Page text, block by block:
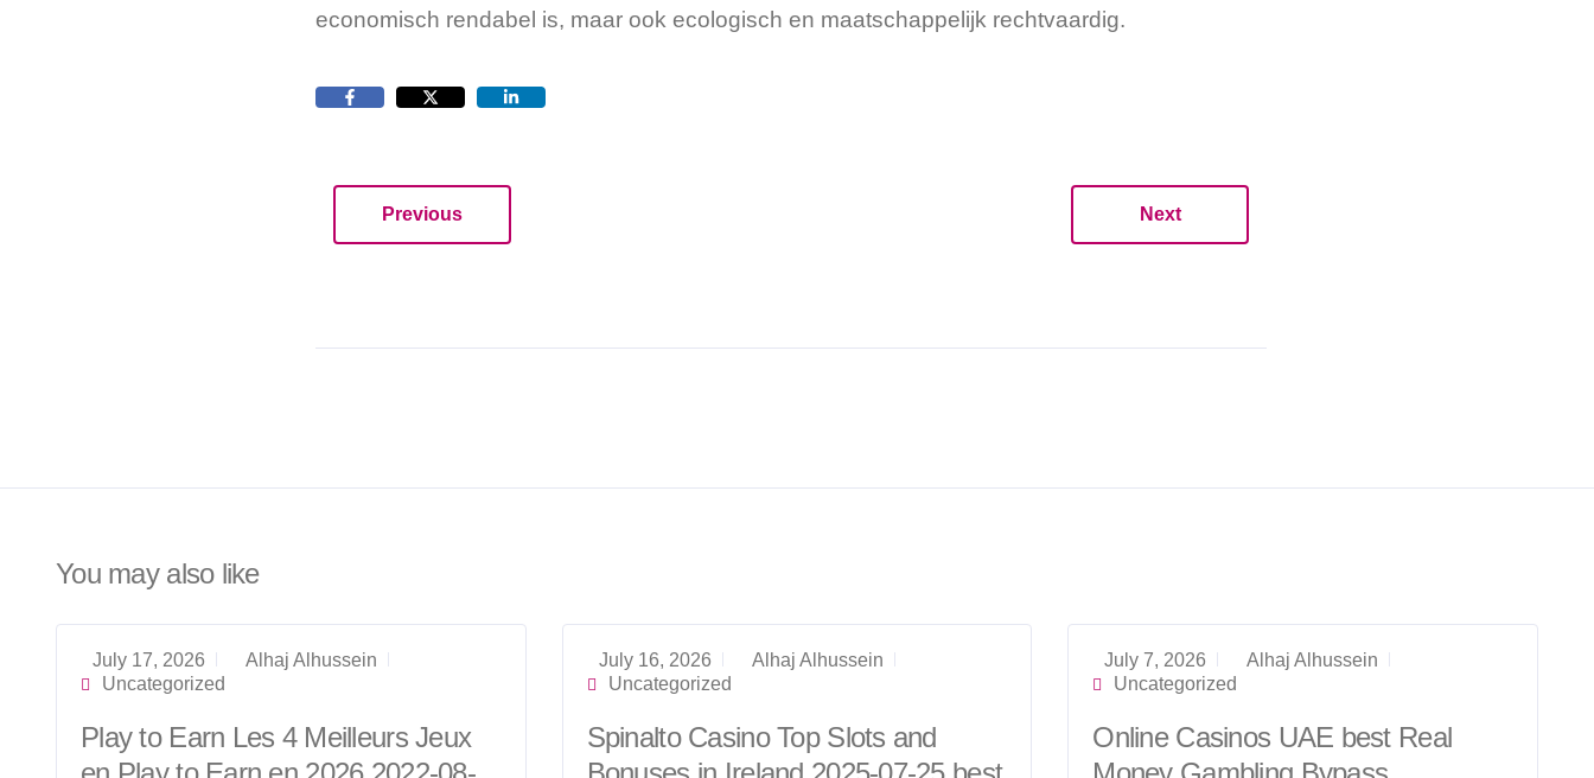
economisch rendabel is, maar ook ecologisch en maatschappelijk rechtvaardig.
Previous Next
You may also like
July 17, 2026
Alhaj Alhussein
Uncategorized
Play to Earn Les 4 Meilleurs Jeux
July 16, 2026
Alhaj Alhussein
Uncategorized
Spinalto Casino Top Slots and
July 7, 2026
Alhaj Alhussein
Uncategorized
Online Casinos UAE best Real